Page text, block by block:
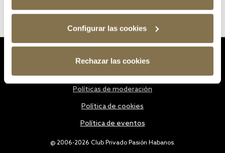
Configurar las cookies
Rechazar las cookies
@ 2006-2026 Club Privado Pasión Habanos.
Políticas de moderación
Política de cookies
Política de eventos